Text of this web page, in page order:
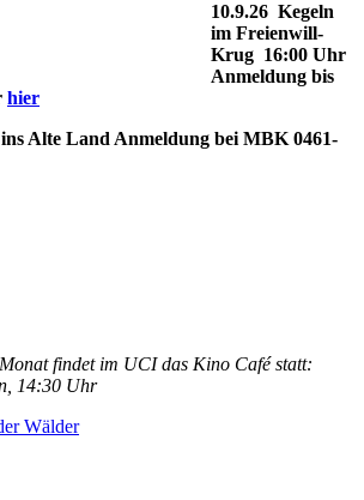
10.9.26 Kegeln
im Freienwill-
Krug 16:00 Uhr
Anmeldung bis
hier
ins Alte Land Anmeldung bei MBK 0461-
findet im UCI das Kino Café statt:
14:30 Uhr
Wälder